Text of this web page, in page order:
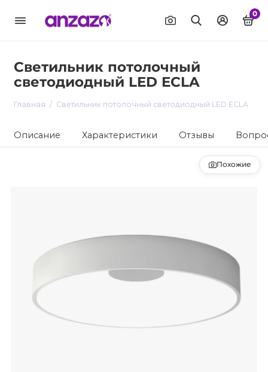
0
Светильник потолочный
светодиодный LED ECLA
Главная Светильник потолочный светодиодный LED ECLA
Описание Характеристики Отзывы
Похожие